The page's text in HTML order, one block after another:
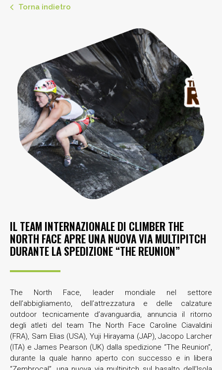
Torna indietro
IL TEAM INTERNAZIONALE DI CLIMBER THE
NORTH FACE APRE UNA NUOVA VIA MULTIPITCH
DURANTE LA SPEDIZIONE “THE REUNION”
The North Face, leader mondiale nel settore
dell’abbigliamento, dell’attrezzatura e delle calzature
outdoor tecnicamente d’avanguardia, annuncia il ritorno
degli atleti del team The North Face Caroline Ciavaldini
(FRA), Sam Elias (USA), Yuji Hirayama (JAP), Jacopo Larcher
(ITA) e James Pearson (UK) dalla spedizione “The Reunion”,
durante la quale hanno aperto con successo e in libera